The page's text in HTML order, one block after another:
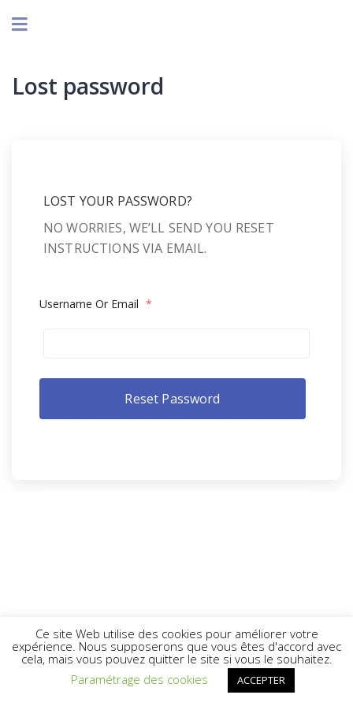
Lost password
LOST YOUR PASSWORD?
NO WORRIES, WE’LL SEND YOU RESET
INSTRUCTIONS VIA EMAIL.
Username Or Email *
Ce site Web utilise des cookies pour améliorer votre
expérience. Nous supposerons que vous êtes d'accord avec
cela, mais vous pouvez quitter le site si vous le souhaitez.
Paramétrage des cookies
ACCEPTER